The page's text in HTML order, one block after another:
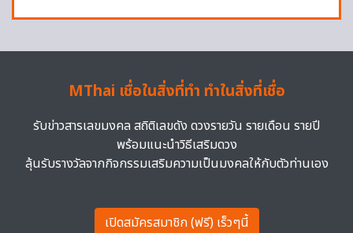
MThai เชื่อในสิ่งที่ทำ ทำในสิ่งที่เชื่อ
รับข่าวสารเลขมงคล สถิติเลขดัง ดวงรายวัน รายเดือน รายปี
พร้อมแนะนำวิธีเสริมดวง
ลุ้นรับรางวัลจากกิจกรรมเสริมความเป็นมงคลให้กับตัวท่านเอง
เปิดสมัครสมาชิก (ฟรี) เร็วๆนี้